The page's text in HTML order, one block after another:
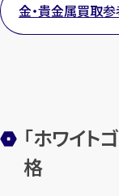
金・貴金属買取
「ホワイト
格